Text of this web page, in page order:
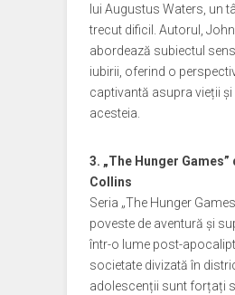
lui Augustus Waters, un
trecut dificil. Autorul, John
abordează subiectul
iubirii, oferind o
captivantă asupra vieții și
acesteia.
3. „The Hunger Games”
Collins
Seria „The Hunger
poveste de aventură și
într-o lume post-
societate divizată în
adolescenții sunt forțați